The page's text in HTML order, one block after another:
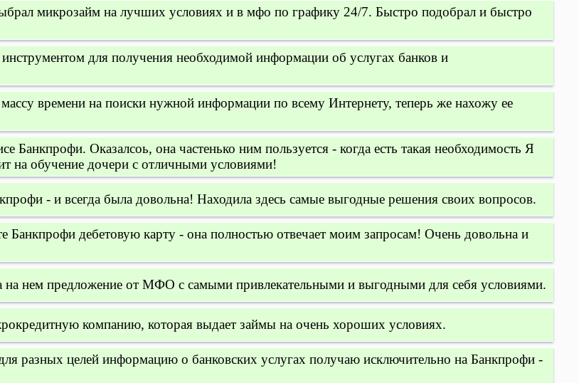
микрозайм на лучших условиях и в мфо по графику 24/7. Быстро подобрал и быстро
для получения необходимой информации об услугах банков и
времени на поиски нужной информации по всему Интернету, теперь же нахожу ее
Банкпрофи. Оказалсоь, она частенько ним пользуется - когда есть такая необходимость Я
на обучение дочери с отличными условиями!
- и всегда была довольна! Находила здесь самые выгодные решения своих вопросов.
Банкпрофи дебетовую карту - она полностью отвечает моим запросам! Очень довольна и
на нем предложение от МФО с самыми привлекательными и выгодными для себя условиями.
компанию, которая выдает займы на очень хороших условиях.
разных целей информацию о банковских услугах получаю исключительно на Банкпрофи -